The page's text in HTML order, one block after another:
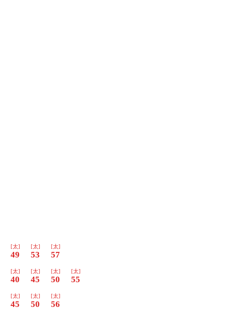
[太]
49
[太]
53
[太]
57
[太]
40
[太]
45
[太]
50
[太]
55
[太]
45
[太]
50
[太]
56